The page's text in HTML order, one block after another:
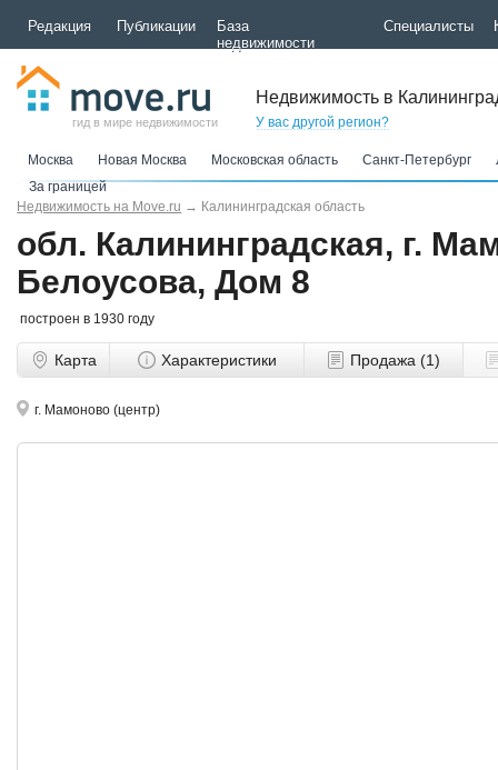
Редакция Публикации
База
недвижимости
Специалисты
гид в мире недвижимости
Недвижимость в
У вас другой регион?
Москва Новая Москва Московская область Санкт-Петербург
За границей
Недвижимость на Move.ru → Калининградская область
обл. Калининградская, г.
Белоусова, Дом 8
построен в 1930 году
Карта Характеристики Продажа (1)
г. Мамоново (центр)